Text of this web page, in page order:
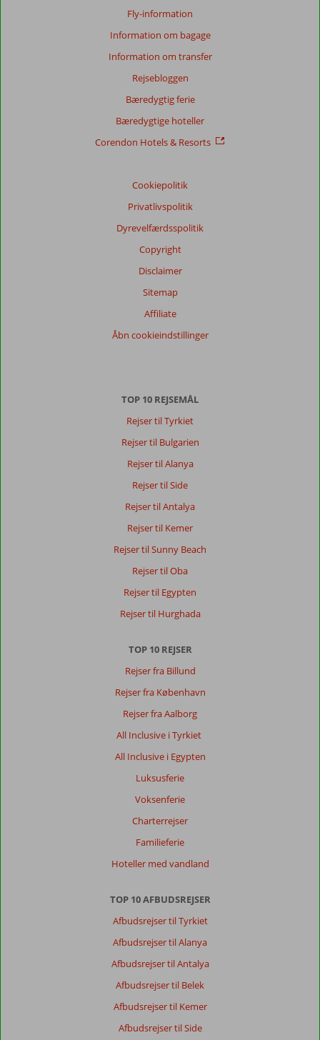
Fly-information
Information om bagage
Information om transfer
Rejsebloggen
Bæredygtig ferie
Bæredygtige hoteller
Corendon Hotels & Resorts
Cookiepolitik
Privatlivspolitik
Dyrevelfærdsspolitik
Copyright
Disclaimer
Sitemap
Affiliate
Åbn cookieindstillinger
TOP 10 REJSEMÅL
Rejser til Tyrkiet
Rejser til Bulgarien
Rejser til Alanya
Rejser til Side
Rejser til Antalya
Rejser til Kemer
Rejser til Sunny Beach
Rejser til Oba
Rejser til Egypten
Rejser til Hurghada
TOP 10 REJSER
Rejser fra Billund
Rejser fra København
Rejser fra Aalborg
All Inclusive i Tyrkiet
All Inclusive i Egypten
Luksusferie
Voksenferie
Charterrejser
Familieferie
Hoteller med vandland
TOP 10 AFBUDSREJSER
Afbudsrejser til Tyrkiet
Afbudsrejser til Alanya
Afbudsrejser til Antalya
Afbudsrejser til Belek
Afbudsrejser til Kemer
Afbudsrejser til Side